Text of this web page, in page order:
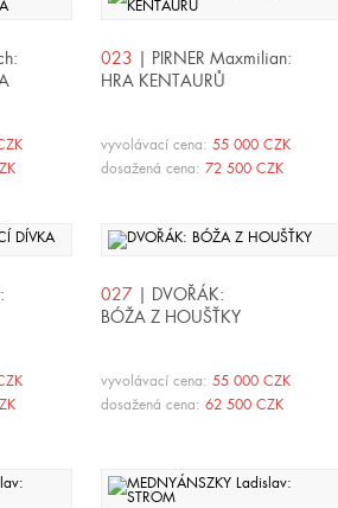
023 | PIRNER Maxmilian:
HRA KENTAURŮ
vyvolávací cena: 55 000 CZK
dosažená cena: 72 500 CZK
027 | DVOŘÁK:
BÓŽA Z HOUŠŤKY
vyvolávací cena: 55 000 CZK
dosažená cena: 62 500 CZK